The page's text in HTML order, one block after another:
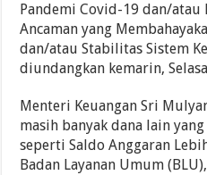
Pandemi Covid-19 dan/atau
Ancaman yang
dan/atau Stabilitas Sistem
diundangkan kemarin,
Menteri Keuangan Sri
masih banyak dana lain
seperti Saldo Anggaran
Badan Layanan Umum